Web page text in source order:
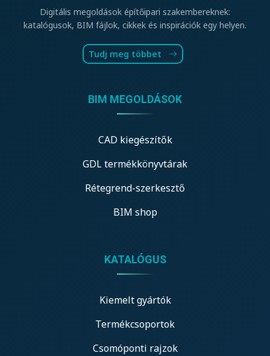
Digitális megoldások építőipari szakembereknek:
katalógusok, BIM fájlok, cikkek és inspirációk egy helyen.
Tudj meg többet
BIM MEGOLDÁSOK
CAD kiegészítők
GDL termékkönyvtárak
Rétegrend-szerkesztő
BIM shop
KATALÓGUS
Kiemelt gyártók
Termékcsoportok
Csomóponti rajzok